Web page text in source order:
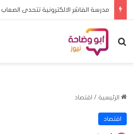
بحث عن
الرئيسية / اقتصاد
اقتصاد